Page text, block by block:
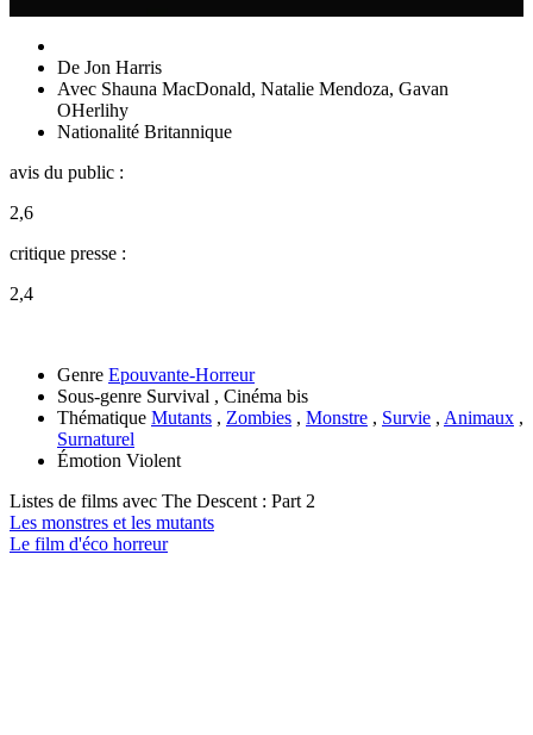
De Jon Harris
Avec Shauna MacDonald, Natalie Mendoza, Gavan
OHerlihy
Nationalité Britannique
avis du public :
2,6
critique presse :
2,4
Genre Epouvante-Horreur
Sous-genre Survival , Cinéma bis
Thématique Mutants , Zombies , Monstre , Survie , Animaux ,
Surnaturel
Émotion Violent
Listes de films avec The Descent : Part 2
Les monstres et les mutants
Le film d'éco horreur